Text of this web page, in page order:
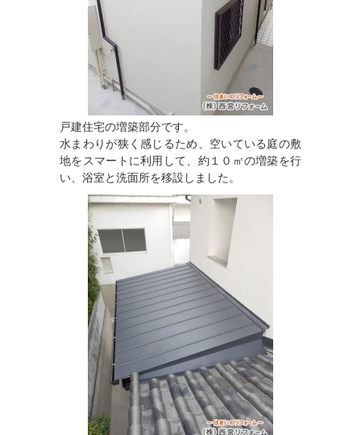
戸建住宅の増築部分です。
水まわりが狭く感じるため、空いている庭の敷
地をスマートに利用して、約１０㎡の増築を行
い、浴室と洗面所を移設しました。